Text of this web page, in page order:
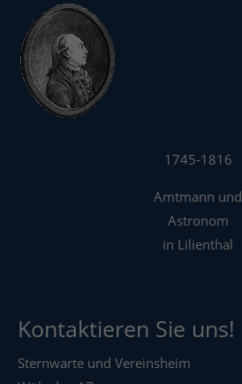
1745-1816
Amtmann und
Astronom
in Lilienthal
Kontaktieren Sie uns!
Sternwarte und Vereinsheim